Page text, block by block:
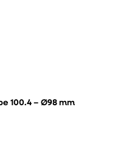
100.4 – Ø98 mm